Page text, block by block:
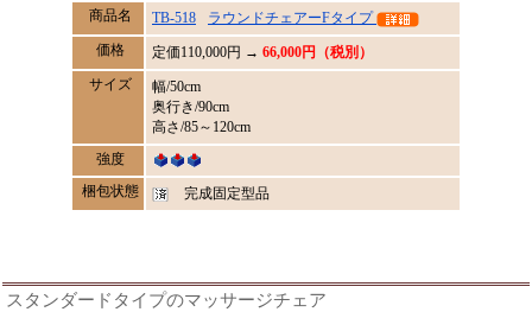
商品名 TB-518
ラウンドチェアーFタイプ
価格
定価110,000円 → 66,000円（税別）
サイズ
幅/50cm
奥行き/90cm
高さ/85～120cm
強度
梱包状態
完成固定型品
スタンダードタイプのマッサージチェア